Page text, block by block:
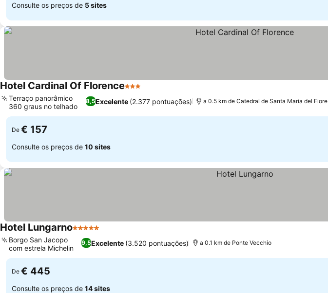
Consulte os preços de 5 sites
Hotel Cardinal Of Florence3 Estrelas
8,5Excelente (2.377 pontuações)
Terraço panorâmico
360 graus no telhado
a 0.5 km de Catedral de Santa Maria del Fiore
De € 157
Consulte os preços de 10 sites
Hotel Lungarno5 Estrelas
9,5Excelente (3.520 pontuações)
Borgo San Jacopo
com estrela Michelin
a 0.1 km de Ponte Vecchio
De € 445
Consulte os preços de 14 sites